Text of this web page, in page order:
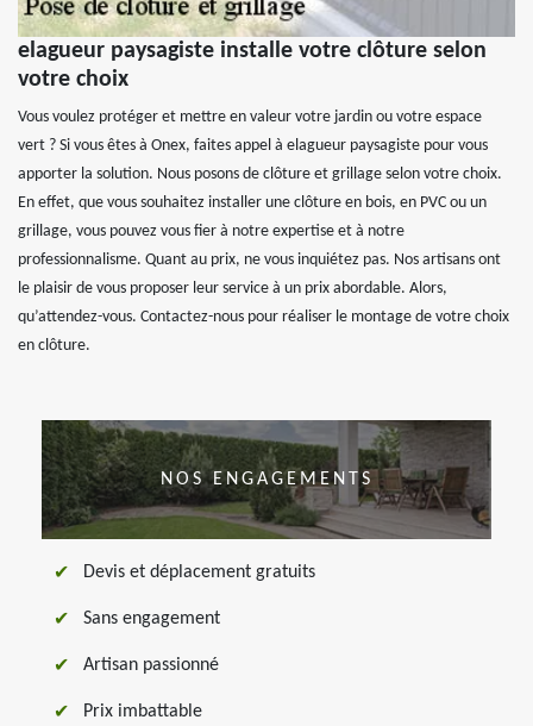
elagueur paysagiste installe votre clôture selon
votre choix
Vous voulez protéger et mettre en valeur votre jardin ou votre espace
vert ? Si vous êtes à Onex, faites appel à elagueur paysagiste pour vous
apporter la solution. Nous posons de clôture et grillage selon votre choix.
En effet, que vous souhaitez installer une clôture en bois, en PVC ou un
grillage, vous pouvez vous fier à notre expertise et à notre
professionnalisme. Quant au prix, ne vous inquiétez pas. Nos artisans ont
le plaisir de vous proposer leur service à un prix abordable. Alors,
qu’attendez-vous. Contactez-nous pour réaliser le montage de votre choix
en clôture.
NOS ENGAGEMENTS
Devis et déplacement gratuits
Sans engagement
Artisan passionné
Prix imbattable